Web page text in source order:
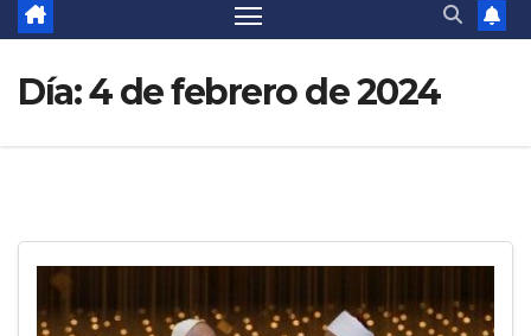
Día:4 de febrero de 2024